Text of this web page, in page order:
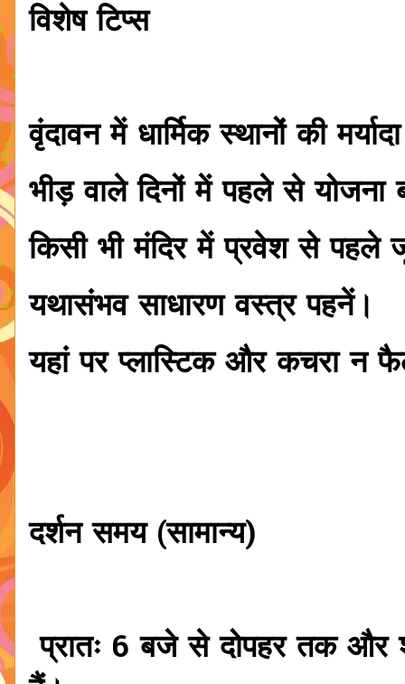
विशेष टिप्स
वृंदावन में धार्मिक स्थानों की
भीड़ वाले दिनों में पहले से
किसी भी मंदिर में प्रवेश से पहले
यथासंभव साधारण वस्त्र पहनें।
यहां पर प्लास्टिक और कचरा न
दर्शन समय (सामान्य)
प्रातः 6 बजे से दोपहर तक और